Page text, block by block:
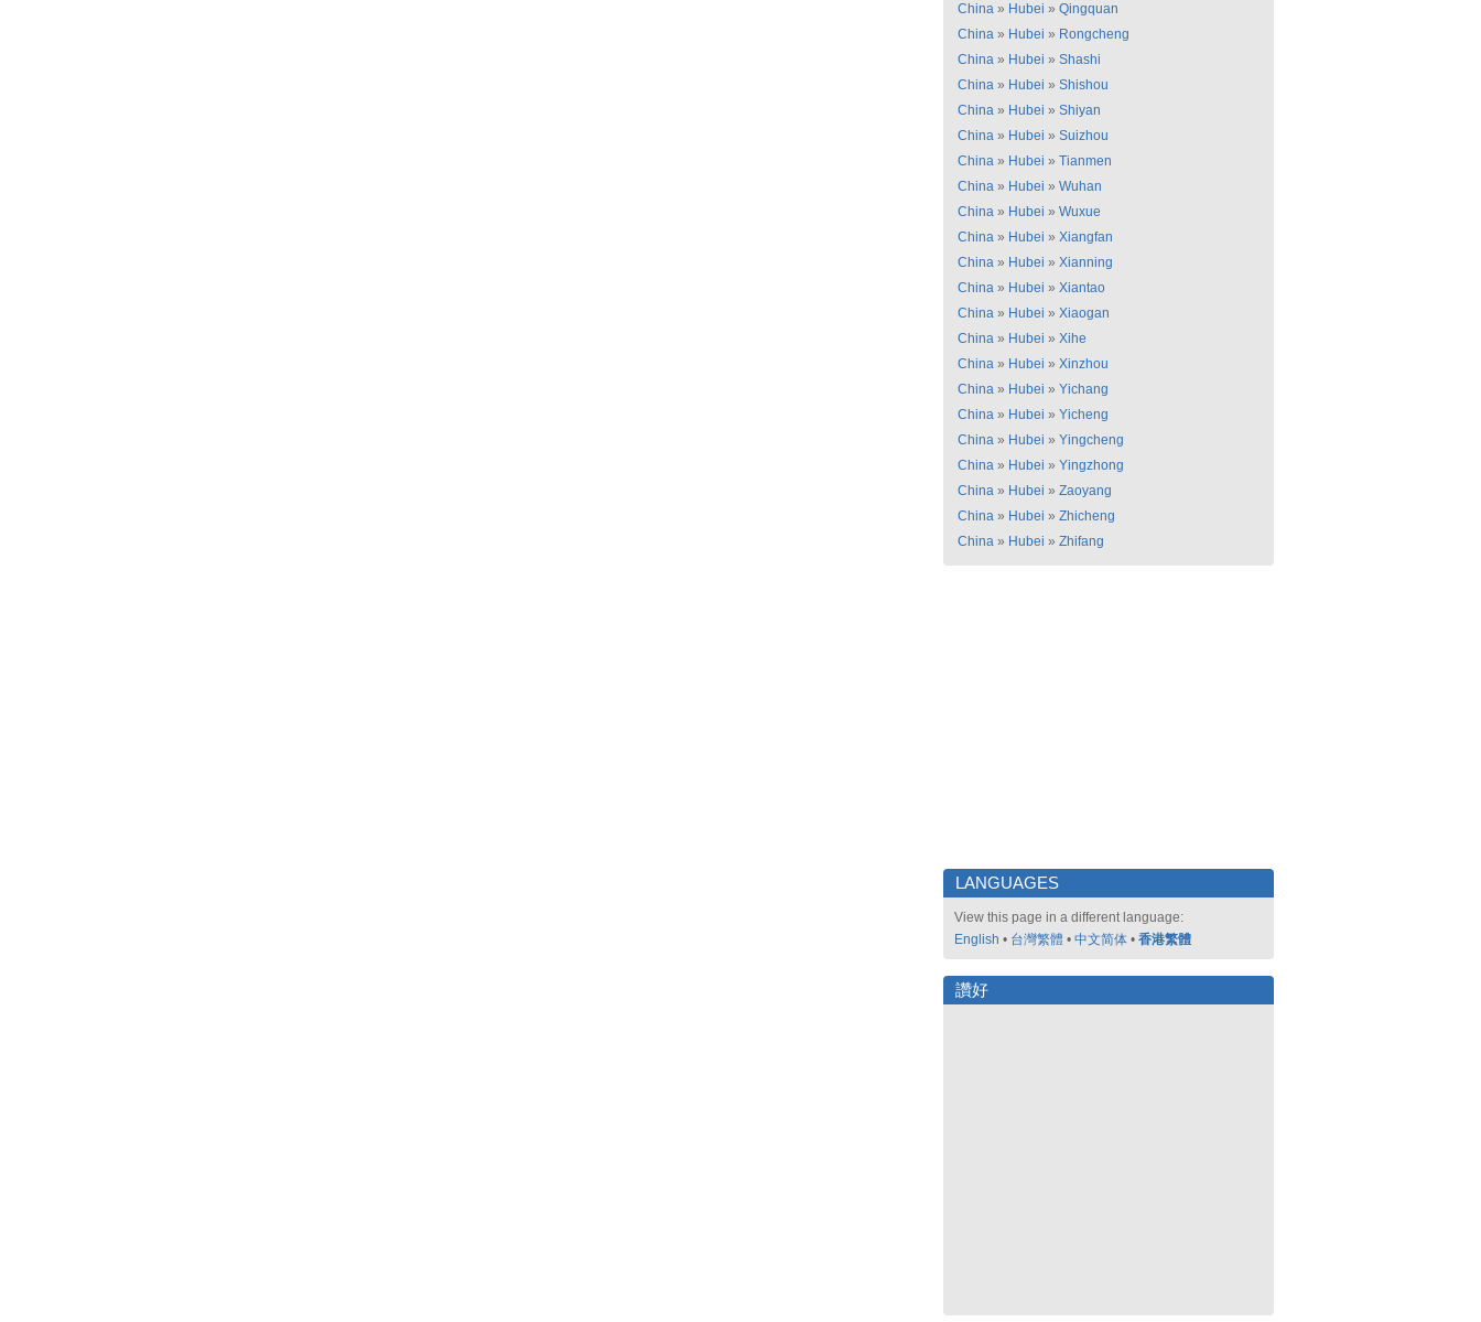
China » Hubei » Qingquan
China » Hubei » Rongcheng
China » Hubei » Shashi
China » Hubei » Shishou
China » Hubei » Shiyan
China » Hubei » Suizhou
China » Hubei » Tianmen
China » Hubei » Wuhan
China » Hubei » Wuxue
China » Hubei » Xiangfan
China » Hubei » Xianning
China » Hubei » Xiantao
China » Hubei » Xiaogan
China » Hubei » Xihe
China » Hubei » Xinzhou
China » Hubei » Yichang
China » Hubei » Yicheng
China » Hubei » Yingcheng
China » Hubei » Yingzhong
China » Hubei » Zaoyang
China » Hubei » Zhicheng
China » Hubei » Zhifang
LANGUAGES
View this page in a different language:
English • 台灣繁體 • 中文简体 • 香港繁體
讚好